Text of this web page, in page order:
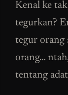
Kenal ke
tegurkan?
tegur orang
orang…
tentang